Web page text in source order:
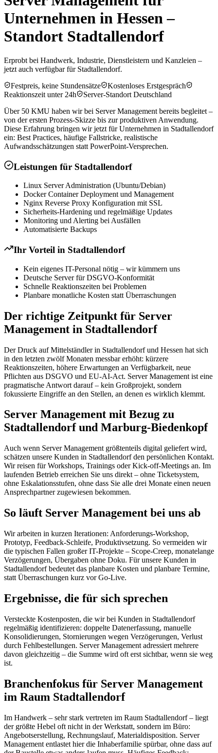
Unternehmen in Hessen –
Standort Stadtallendorf
Erprobt bei Handwerk, Industrie, Dienstleistern und Kanzleien –
jetzt auch verfügbar für Stadtallendorf.
Festpreis, keine Stundensätze
Kostenloses Erstgespräch
Reaktionszeit unter 24h
Server-Standort Deutschland
Über 50 KMU haben wir bei Server Management bereits begleitet –
von der ersten Prozess-Skizze bis zur produktiven Anwendung.
Diese Erfahrung bringen wir jetzt für Unternehmen in Stadtallendorf
ein: Best Practices, häufige Fallstricke, realistische
Aufwandsschätzungen statt PowerPoint-Versprechen.
Leistungen für Stadtallendorf
Linux Server Administration (Ubuntu/Debian)
Docker Container Deployment und Management
Nginx Reverse Proxy Konfiguration mit SSL
Sicherheits-Hardening und regelmäßige Updates
Monitoring und Alerting bei Ausfällen
Automatisierte Backups
Ihr Vorteil in Stadtallendorf
Kein eigenes IT-Personal nötig – wir kümmern uns
Deutsche Server für DSGVO-Konformität
Schnelle Reaktionszeiten bei Problemen
Planbare monatliche Kosten statt Überraschungen
Der richtige Zeitpunkt für Server
Management in Stadtallendorf
Der Druck auf Mittelständler in Stadtallendorf und Hessen hat sich
in den letzten zwölf Monaten messbar erhöht: kürzere
Reaktionszeiten, höhere Erwartungen an Verfügbarkeit, neue
Pflichten aus DSGVO und EU-AI-Act. Server Management ist eine
pragmatische Antwort darauf – kein Großprojekt, sondern
fokussierte Eingriffe an den Stellen, an denen es wirklich klemmt.
Server Management mit Bezug zu
Stadtallendorf und Marburg-Biedenkopf
Auch wenn Server Management größtenteils digital geliefert wird,
schätzen unsere Kunden in Stadtallendorf den persönlichen Kontakt.
Wir reisen für Workshops, Trainings oder Kick-off-Meetings an. Im
laufenden Betrieb erreichen Sie uns direkt – ohne Ticketsystem,
ohne Eskalationsstufen, ohne dass Sie alle drei Monate einen neuen
Ansprechpartner zugewiesen bekommen.
So läuft Server Management bei uns ab
Wir arbeiten in kurzen Iterationen: Anforderungs-Workshop,
Prototyp, Feedback-Schleife, Produktivsetzung. So vermeiden wir
die typischen Fallen großer IT-Projekte – Scope-Creep, monatelange
Verzögerungen, Übergaben ohne Doku. Für unsere Kunden in
Stadtallendorf bedeutet das planbare Kosten und planbare Termine,
statt Überraschungen kurz vor Go-Live.
Ergebnisse, die für sich sprechen
Versteckte Kostenposten, die wir bei Kunden in Stadtallendorf
regelmäßig identifizieren: doppelte Datenerfassung, manuelle
Konsolidierungen, Stornierungen wegen Verzögerungen, Verlust
durch Fehlbestellungen. Server Management adressiert mehrere
davon gleichzeitig – die Summe wird oft erst sichtbar, wenn sie weg
ist.
Branchenfokus für Server Management
im Raum Stadtallendorf
Im Handwerk – sehr stark vertreten im Raum Stadtallendorf – liegt
der größte Hebel oft nicht in der Werkstatt, sondern im Büro:
Angebotserstellung, Rechnungslauf, Materialdisposition. Server
Management entlastet hier die Inhaberfamilie spürbar, ohne dass auf